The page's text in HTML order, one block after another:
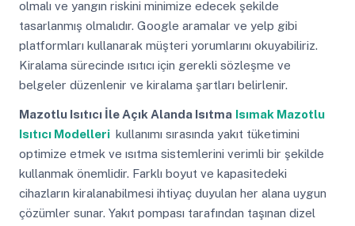
olmalı ve yangın riskini minimize edecek şekilde
tasarlanmış olmalıdır. Google aramalar ve yelp gibi
platformları kullanarak müşteri yorumlarını okuyabiliriz.
Kiralama sürecinde ısıtıcı için gerekli sözleşme ve
belgeler düzenlenir ve kiralama şartları belirlenir.
Mazotlu Isıtıcı İle Açık Alanda Isıtma Isımak Mazotlu
Isıtıcı Modelleri kullanımı sırasında yakıt tüketimini
optimize etmek ve ısıtma sistemlerini verimli bir şekilde
kullanmak önemlidir. Farklı boyut ve kapasitedeki
cihazların kiralanabilmesi ihtiyaç duyulan her alana uygun
çözümler sunar. Yakıt pompası tarafından taşınan dizel